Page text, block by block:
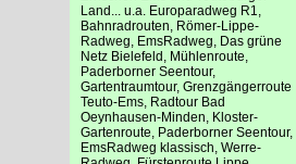
Land... u.a. Europaradweg R1,
Bahnradrouten, Römer-Lippe-
Radweg, EmsRadweg, Das grüne
Netz Bielefeld, Mühlenroute,
Paderborner Seentour,
Gartentraumtour, Grenzgängerroute
Teuto-Ems, Radtour Bad
Oeynhausen-Minden, Kloster-
Gartenroute, Paderborner Seentour,
EmsRadweg klassisch, Werre-